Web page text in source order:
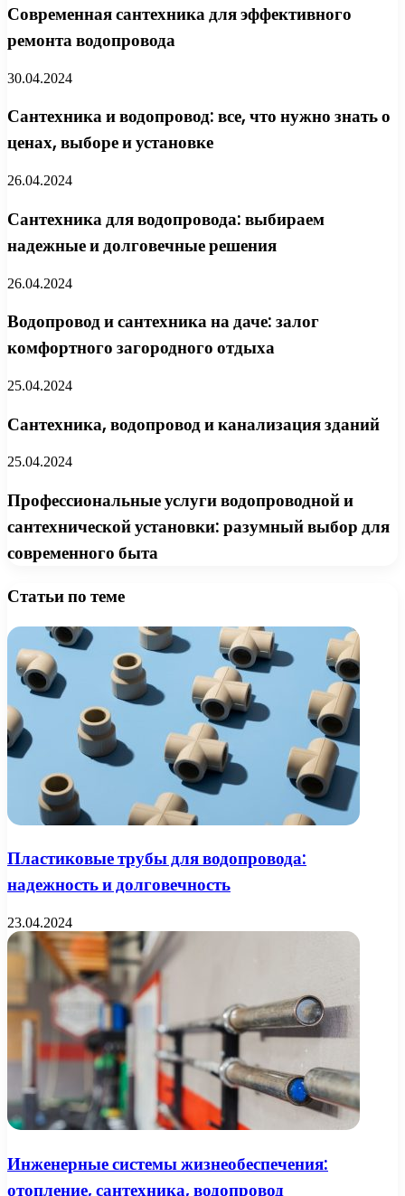
Современная сантехника для эффективного
ремонта водопровода
30.04.2024
Сантехника и водопровод: все, что нужно знать о
ценах, выборе и установке
26.04.2024
Сантехника для водопровода: выбираем
надежные и долговечные решения
26.04.2024
Водопровод и сантехника на даче: залог
комфортного загородного отдыха
25.04.2024
Сантехника, водопровод и канализация зданий
25.04.2024
Профессиональные услуги водопроводной и
сантехнической установки: разумный выбор для
современного быта
Статьи по теме
Пластиковые трубы для водопровода:
надежность и долговечность
23.04.2024
Инженерные системы жизнеобеспечения:
отопление, сантехника, водопровод